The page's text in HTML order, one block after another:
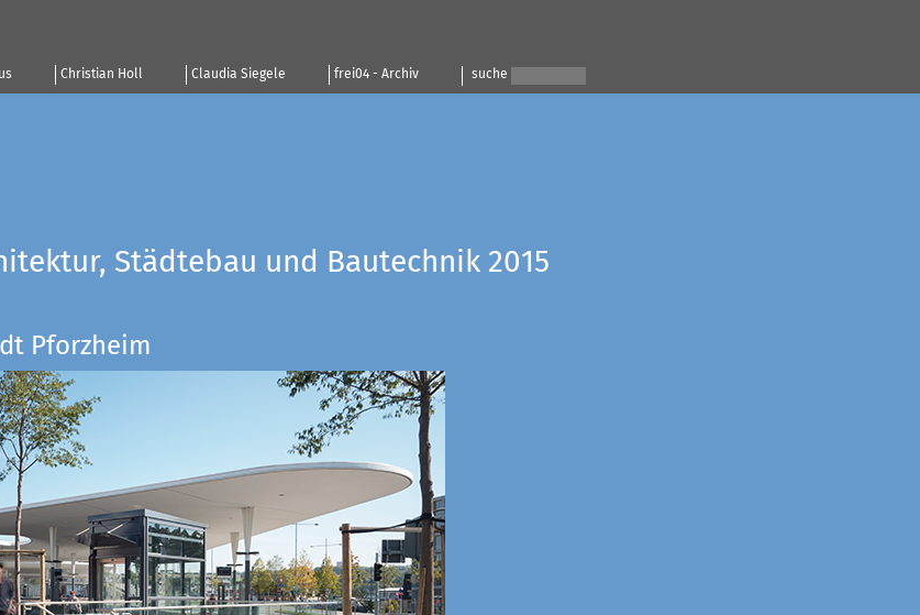
Christian Holl Claudia Siegele frei04 - Archiv suche
Städtebau und Bautechnik 2015
Pforzheim